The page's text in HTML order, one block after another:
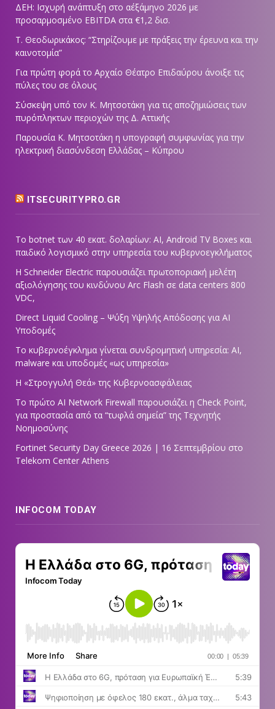
ΔΕΗ: Ισχυρή ανάπτυξη στο α΄εξάμηνο 2026 με
προσαρμοσμένο EBITDA στα €1,2 δισ.
Τ. Θεοδωρικάκος: “Στηρίζουμε με πράξεις την έρευνα και την
καινοτομία”
Για πρώτη φορά το Αρχαίο Θέατρο Επιδαύρου άνοιξε τις
πύλες του σε όλους
Σύσκεψη υπό τον Κ. Μητσοτάκη για τις αποζημιώσεις των
πυρόπληκτων περιοχών της Δ. Αττικής
Παρουσία Κ. Μητσοτάκη η υπογραφή συμφωνίας για την
ηλεκτρική διασύνδεση Ελλάδας – Κύπρου
ITSECURITYPRO.GR
Το botnet των 40 εκατ. δολαρίων: AI, Android TV Boxes και
παιδικό λογισμικό στην υπηρεσία του κυβερνοεγκλήματος
Η Schneider Electric παρουσιάζει πρωτοποριακή μελέτη
αξιολόγησης του κινδύνου Arc Flash σε data centers 800
VDC,
Direct Liquid Cooling – Ψύξη Υψηλής Απόδοσης για AI
Υποδομές
Το κυβερνοέγκλημα γίνεται συνδρομητική υπηρεσία: AI,
malware και υποδομές «ως υπηρεσία»
Η «Στρογγυλή Θεά» της Κυβερνοασφάλειας
Tο πρώτο AI Network Firewall παρουσιάζει η Check Point,
για προστασία από τα “τυφλά σημεία” της Τεχνητής
Νοημοσύνης
Fortinet Security Day Greece 2026 | 16 Σεπτεμβρίου στο
Telekom Center Athens
INFOCOM TODAY